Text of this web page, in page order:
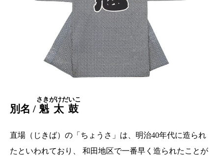
別名 / 魁太鼓
さきがけだいこ
直場（じきば）の「ちょうさ」は、明治40年代に造られ
たといわれており、 和田地区で一番早く造られたことが